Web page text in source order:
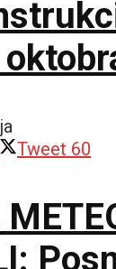
Tweet 60